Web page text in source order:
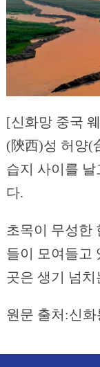
[신화망 중국
(陝西)성 허양(
습지 사이를
다.
초목이 무성한
들이 모여들고
곳은 생기 넘치
원문 출처:신